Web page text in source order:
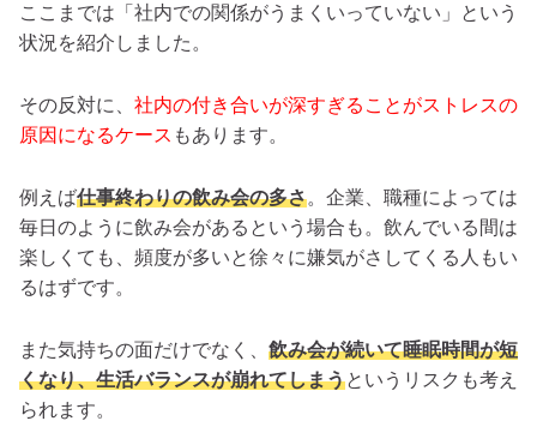
ここまでは「社内での関係がうまくいっていない」という
状況を紹介しました。
その反対に、 社内の付き合いが深すぎることがストレスの
原因になるケース もあります。
例えば仕事終わりの飲み会の多さ。企業、職種によっては
毎日のように飲み会があるという場合も。飲んでいる間は
楽しくても、頻度が多いと徐々に嫌気がさしてくる人もい
るはずです。
また気持ちの面だけでなく、 飲み会が続いて睡眠時間が短
くなり、生活バランスが崩れてしまうというリスクも考え
られます。